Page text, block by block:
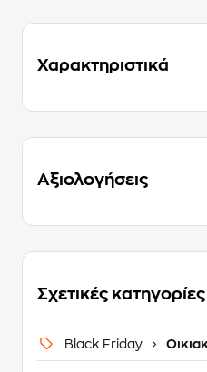
Χαρακτηριστικά
Αξιολογήσεις
Σχετικές κατηγορίες
Black Friday